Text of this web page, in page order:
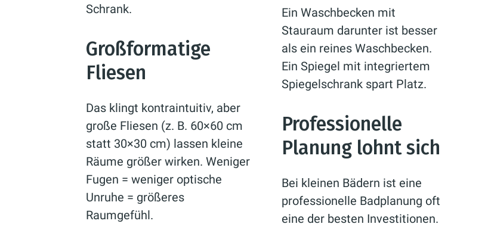
Schrank.
Großformatige
Fliesen
Das klingt kontraintuitiv, aber
große Fliesen (z. B. 60×60 cm
statt 30×30 cm) lassen kleine
Räume größer wirken. Weniger
Fugen = weniger optische
Unruhe = größeres
Raumgefühl.
Ein Waschbecken mit
Stauraum darunter ist besser
als ein reines Waschbecken.
Ein Spiegel mit integriertem
Spiegelschrank spart Platz.
Professionelle
Planung lohnt sich
Bei kleinen Bädern ist eine
professionelle Badplanung oft
eine der besten Investitionen.